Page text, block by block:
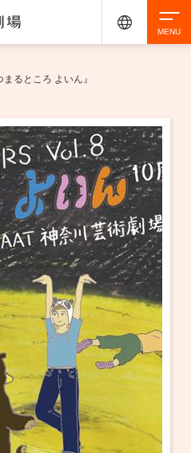
ティ
ット購入 交通案内
るところ よいん』